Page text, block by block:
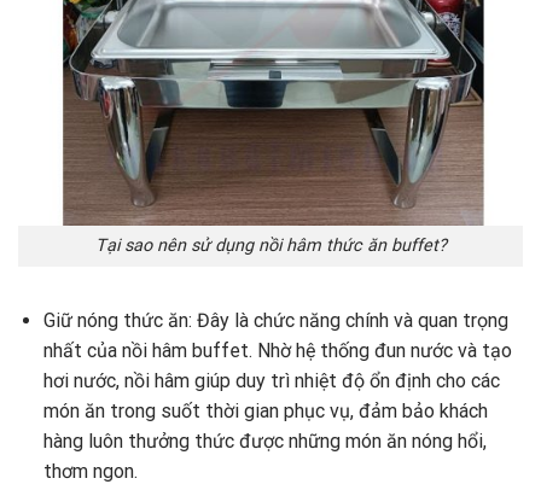
Tại sao nên sử dụng nồi hâm thức ăn buffet?
Giữ nóng thức ăn: Đây là chức năng chính và quan trọng
nhất của nồi hâm buffet. Nhờ hệ thống đun nước và tạo
hơi nước, nồi hâm giúp duy trì nhiệt độ ổn định cho các
món ăn trong suốt thời gian phục vụ, đảm bảo khách
hàng luôn thưởng thức được những món ăn nóng hổi,
thơm ngon.